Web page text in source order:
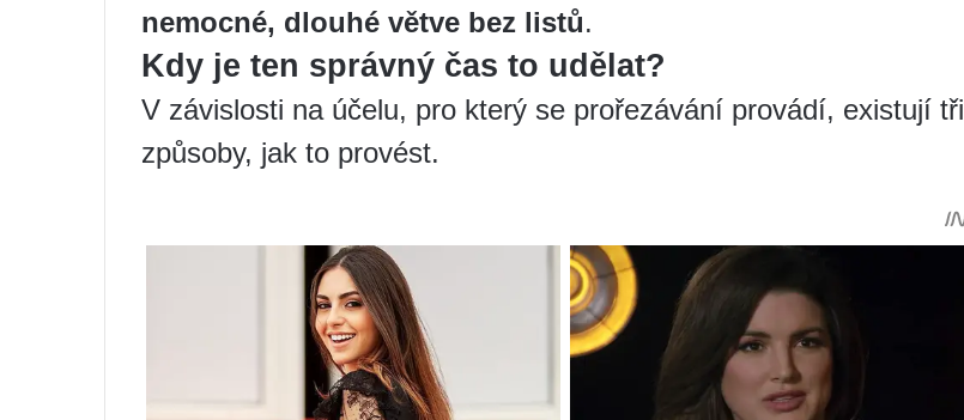
nemocné, dlouhé větve bez listů.
Kdy je ten správný čas to udělat?
V závislosti na účelu, pro který se prořezávání provádí, existují tři
způsoby, jak to provést.